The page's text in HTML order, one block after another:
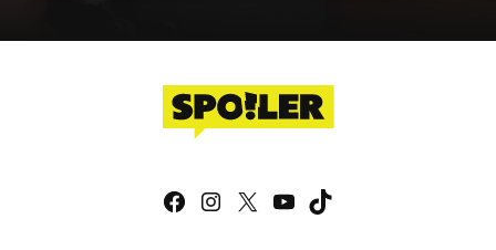
Facebook
Instagram
X YouTube